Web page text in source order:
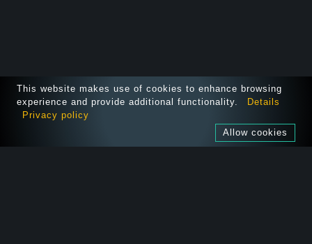
This website makes use of cookies to enhance browsing
experience and provide additional functionality.
Details
Privacy policy
Allow cookies